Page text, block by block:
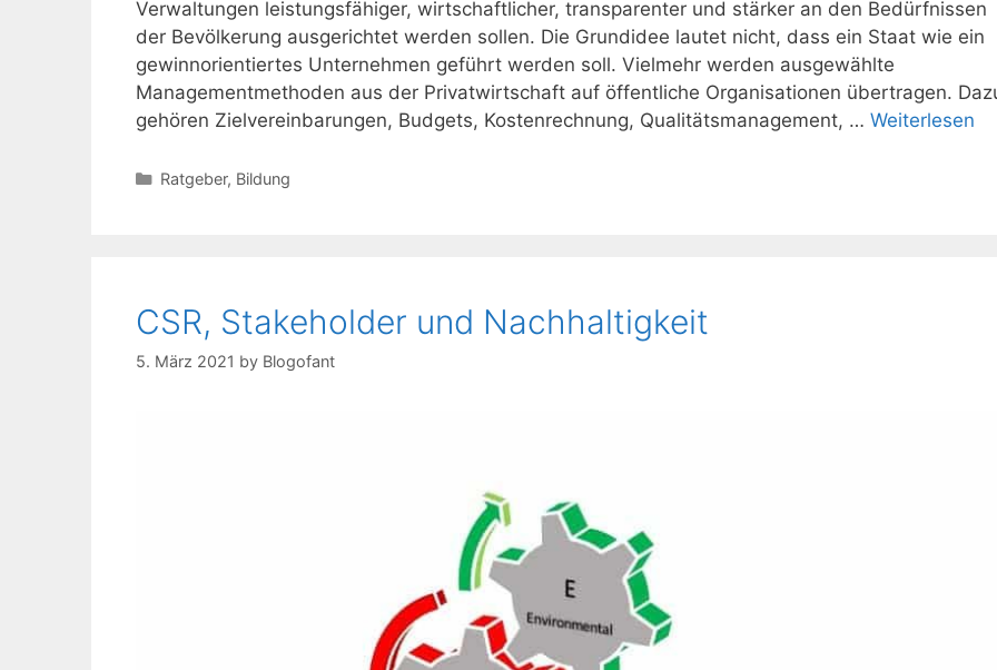
Verwaltungen leistungsfähiger, wirtschaftlicher, transparenter und stärker an den Bedürfnissen
der Bevölkerung ausgerichtet werden sollen. Die Grundidee lautet nicht, dass ein Staat wie ein
gewinnorientiertes Unternehmen geführt werden soll. Vielmehr werden ausgewählte
Managementmethoden aus der Privatwirtschaft auf öffentliche Organisationen übertragen.
gehören Zielvereinbarungen, Budgets, Kostenrechnung, Qualitätsmanagement, … Weiterlesen
Kategorien
Ratgeber, Bildung
CSR, Stakeholder und Nachhaltigkeit
5. März 2021 by Blogofant